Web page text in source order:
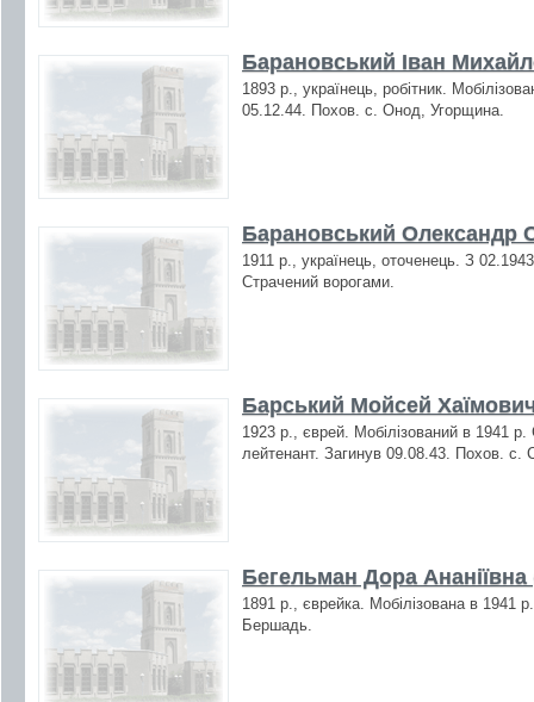
Барановський Іван
1893 р., українець, робітник.
05.12.44. Похов. с. Онод, Угорщина.
Барановський Олександр
1911 р., українець, оточенець. З
Страчений ворогами.
Барський Мойсей
1923 р., єврей. Мобілізований в 1941
лейтенант. Загинув 09.08.43. Похов.
Бегельман Дора Ананіївна
1891 р., єврейка. Мобілізована в
Бершадь.